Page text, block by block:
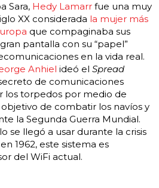
Sara, Hedy Lamarr fue una muy
XX considerada la mujer más
que compaginaba sus
pantalla con su “papel”
en la vida real.
Anhiel ideó elSpread
de comunicaciones
los torpedos por medio de
de combatir los navíos y
la Segunda Guerra Mundial.
se llegó a usar durante la crisis
1962, este sistema es
del WiFi actual.